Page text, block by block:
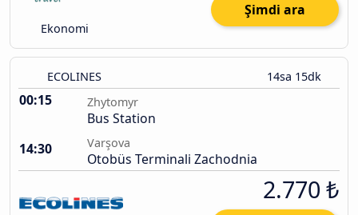
Ekonomi
Şimdi ara
ECOLINES 14sa 15dk
00:15 Zhytomyr
Bus Station
14:30
Varşova
Otobüs Terminali Zachodnia
2.770 ₺